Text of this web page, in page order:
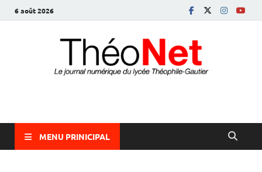
6 août 2026
ThéoNet
MENU PRINICIPAL